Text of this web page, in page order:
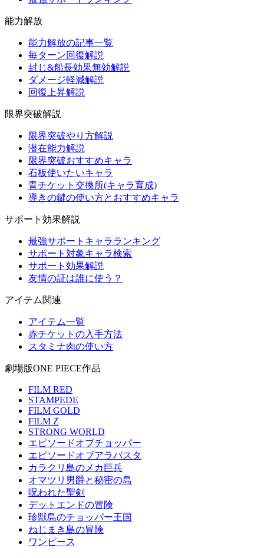
能力解放
能力解放の記事一覧
毎ターン回復解説
封じ&船長効果無効解説
ダメージ軽減解説
回復上昇解説
限界突破解説
限界突破やり方解説
潜在能力解説
限界突破おすすめキャラ
石板使いたいキャラ
青チケット交換所(キャラ育成)
導きの鍵の使い方とおすすめキャラ
サポート効果解説
最強サポートキャラランキング
サポート対象キャラ検索
サポート効果解説
友情の証は誰に使う？
アイテム関連
アイテム一覧
赤チケットの入手方法
スタミナ肉の使い方
劇場版ONE PIECE作品
FILM RED
STAMPEDE
FILM GOLD
FILM Z
STRONG WORLD
エピソードオブチョッパー
エピソードオブアラバスタ
カラクリ島のメカ巨兵
オマツリ男爵と秘密の島
呪われた聖剣
デットエンドの冒険
珍獣島のチョッパー王国
ねじまき島の冒険
ワンピース